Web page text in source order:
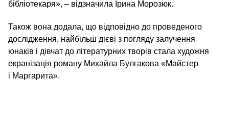
бібліотекаря», – відзначила Ірина Морозюк.
Також вона додала, що відповідно до проведеного
дослідження, найбільш дієві з погляду залучення
юнаків і дівчат до літературних творів стала художня
екранізація роману Михайла Булгакова «Майстер
і Маргарита».